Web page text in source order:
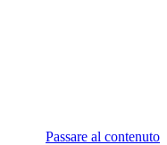
Passare al contenuto